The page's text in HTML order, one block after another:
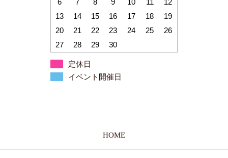
6
7 8 9 10 11
12
13
14 15 16 17 18
19
20
21 22 23 24 25
26
27
28 29 30
定休日
イベント開催日
HOME